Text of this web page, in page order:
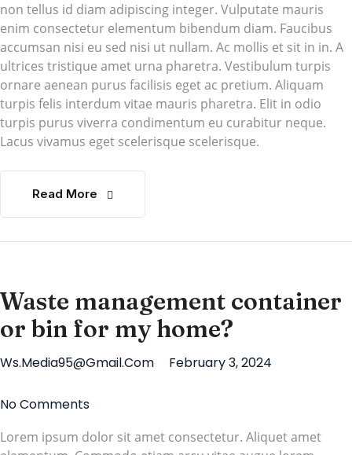
non tellus id diam adipiscing integer. Vulputate mauris
enim consectetur elementum bibendum diam. Faucibus
accumsan nisi eu sed nisi ut nullam. Ac mollis et sit in in. A
ultrices tristique amet urna pharetra. Vestibulum turpis
ornare aenean purus facilisis eget ac pretium. Aliquam
turpis felis interdum vitae mauris pharetra. Elit in odio
turpis purus viverra condimentum eu curabitur neque.
Lacus vivamus eget scelerisque scelerisque.
Read More
Waste management container
or bin for my home?
Ws.media95@gmail.com February 3, 2024
No Comments
Lorem ipsum dolor sit amet consectetur. Aliquet amet